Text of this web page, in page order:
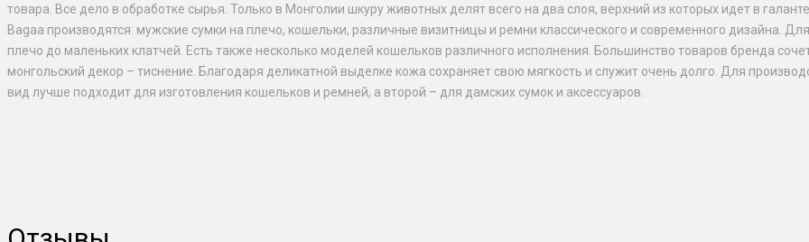
товара. Все дело в обработке сырья. Только в Монголии шкуру животных делят всего на два слоя, верхний из которых идет в
Bagaa производятся: мужские сумки на плечо, кошельки, различные визитницы и ремни классического и современного дизайна.
плечо до маленьких клатчей. Есть также несколько моделей кошельков различного исполнения. Большинство товаров бренда
монгольский декор – тиснение. Благодаря деликатной выделке кожа сохраняет свою мягкость и служит очень долго. Для
вид лучше подходит для изготовления кошельков и ремней, а второй – для дамских сумок и аксессуаров.